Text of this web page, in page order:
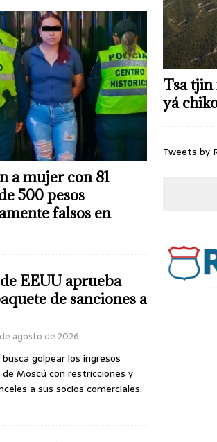
CDMX C-5
a mujer con 81
500 pesos
falsos en
EEUU aprueba
de sanciones a
agosto de 2026
golpear los ingresos
Moscú con restricciones y
a sus socios comerciales.
Tsa
yá
Tweets by